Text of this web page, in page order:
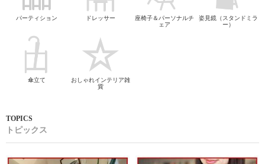
パーティション ドレッサー
座椅子＆パーソナルチ
ェア
姿見鏡（スタンドミラ
ー）
傘立て
おしゃれインテリア雑
貨
トピックス